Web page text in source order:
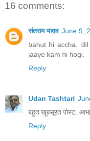
16 comments:
संतराम यादव June 9,
bahut hi accha.
jaaye kam hi hogi.
Reply
Udan Tashtari
बहुत खूबसूरत पोस्ट.
Reply